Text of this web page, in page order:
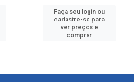
Faça seu login ou
cadastre-se para
ver preços e
comprar